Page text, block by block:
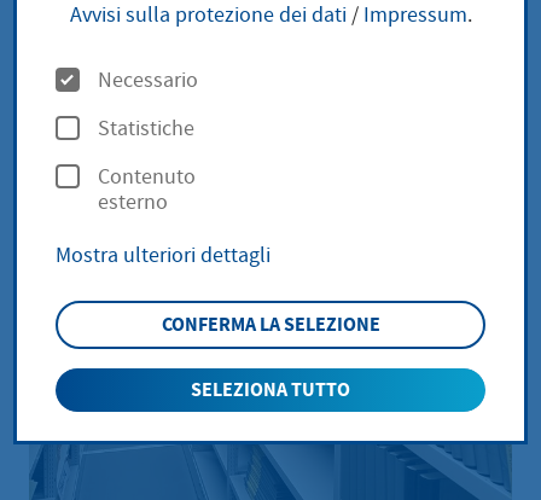
Avvisi sulla protezione dei dati/ Impressum.
O
p
z
i
n
Necessario
Statistiche
Contenuto
esterno
Mostra ulteriori dettagli
CONFERMA LA SELEZIONE
SELEZIONA TUTTO